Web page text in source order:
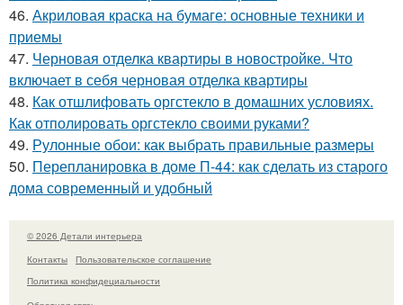
46. Акриловая краска на бумаге: основные техники и
приемы
47. Черновая отделка квартиры в новостройке. Что
включает в себя черновая отделка квартиры
48. Как отшлифовать оргстекло в домашних условиях.
Как отполировать оргстекло своими руками?
49. Рулонные обои: как выбрать правильные размеры
50. Перепланировка в доме П-44: как сделать из старого
дома современный и удобный
© 2026 Детали интерьера
Контакты
Пользовательское соглашение
Политика конфидециальности